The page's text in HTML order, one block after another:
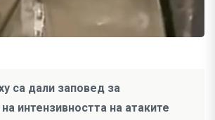
са дали заповед за
интензивността на атаките